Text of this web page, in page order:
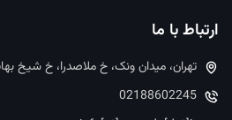
ارتباط با ما
تهران، میدان ونک، خ ملاصدرا، خ شیخ
02188602245